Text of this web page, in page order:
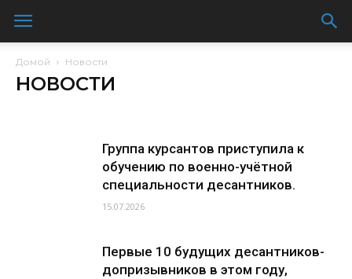
Домой Новости
НОВОСТИ
Группа курсантов приступила к
обучению по военно-учётной
специальности десантников.
15.07.2026
Первые 10 будущих десантников-
допризывников в этом году,